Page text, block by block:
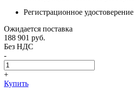
Регистрационное удостоверение
Ожидается поставка
188 901 руб.
Без НДС
-
+
Купить